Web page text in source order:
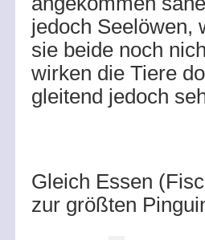
jedoch Seelöwen,
sie beide noch
wirken die Tiere
gleitend jedoch
Gleich Essen
zur größten